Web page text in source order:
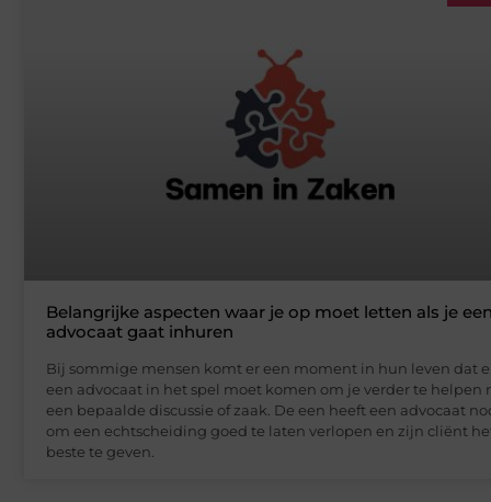
Belangrijke aspecten waar je op moet letten als je een
advocaat gaat inhuren
Bij sommige mensen komt er een moment in hun leven dat
een advocaat in het spel moet komen om je verder te helpen
een bepaalde discussie of zaak. De een heeft een advocaat
om een echtscheiding goed te laten verlopen en zijn cliënt
beste te geven.